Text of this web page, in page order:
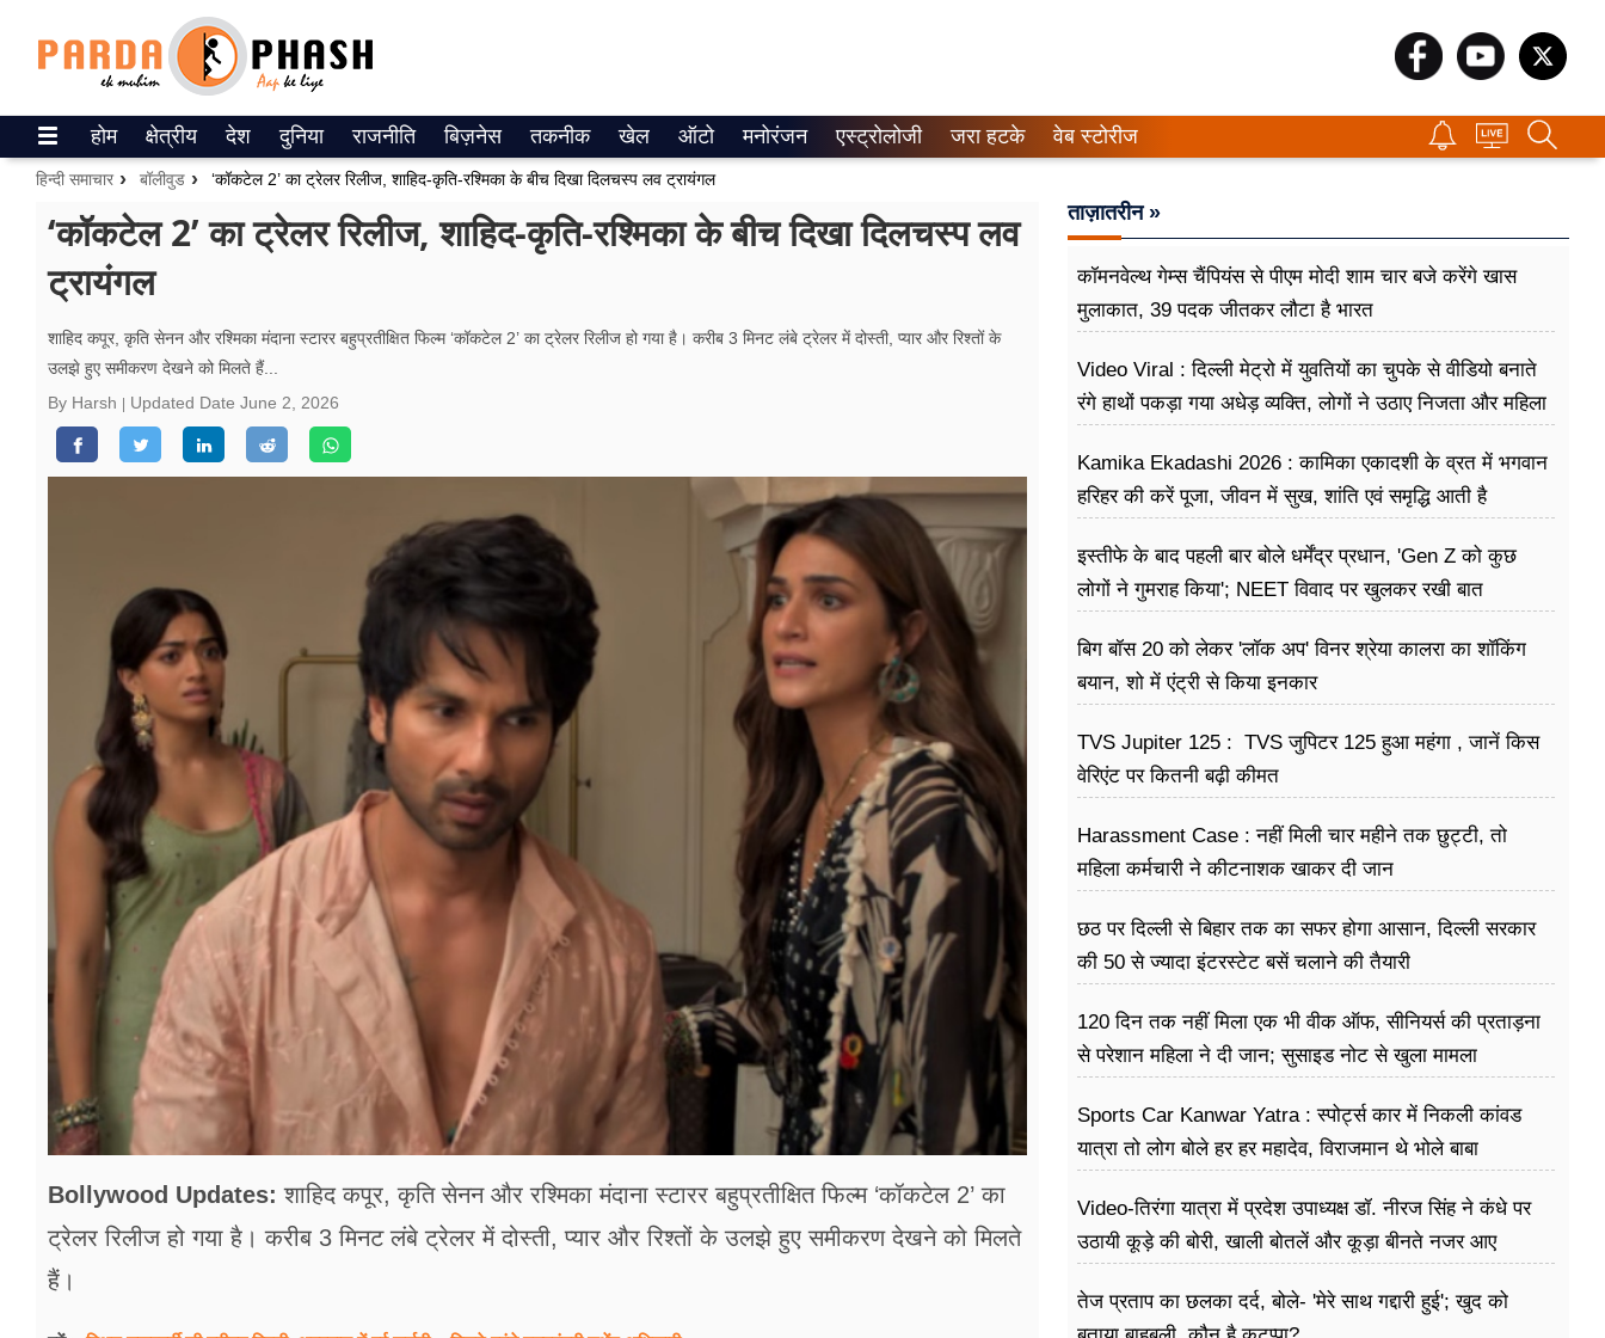
ePaper
वेब स्टोरीज
उत्तर प्रदेश
गैलरी
वीडियो
रिलेशनशिप
अन्य खबरें
होम क्षेत्रीय देश दुनिया राजनीति बिज़नेस तकनीक खेल ऑटो मनोरंजन एस्ट्रोलोजी जरा हटके वेब स्टोरीज
हिन्दी समाचार बॉलीवुड ‘कॉकटेल 2’ का ट्रेलर रिलीज, शाहिद-कृति-रश्मिका के बीच दिखा दिलचस्प लव ट्रायंगल
‘कॉकटेल 2’ का ट्रेलर रिलीज, शाहिद-कृति-रश्मिका के बीच दिखा दिलचस्प लव
ट्रायंगल
शाहिद कपूर, कृति सेनन और रश्मिका मंदाना स्टारर बहुप्रतीक्षित फिल्म ‘कॉकटेल 2’ का ट्रेलर रिलीज हो गया है। करीब 3 मिनट लंबे ट्रेलर में दोस्ती, प्यार और रिश्तों के
उलझे हुए समीकरण देखने को मिलते हैं...
By Harsh
Updated Date June 2, 2026
Bollywood Updates: शाहिद कपूर, कृति सेनन और रश्मिका मंदाना स्टारर बहुप्रतीक्षित फिल्म ‘कॉकटेल 2’ का
ट्रेलर रिलीज हो गया है। करीब 3 मिनट लंबे ट्रेलर में दोस्ती, प्यार और रिश्तों के उलझे हुए समीकरण देखने को मिलते
हैं।
ताज़ातरीन »
कॉमनवेल्थ गेम्स चैंपियंस से पीएम मोदी शाम चार बजे करेंगे खास
मुलाकात, 39 पदक जीतकर लौटा है भारत
Video Viral : दिल्ली मेट्रो में युवतियों का चुपके से वीडियो बनाते
रंगे हाथों पकड़ा गया अधेड़ व्यक्ति, लोगों ने उठाए निजता और महिला
Kamika Ekadashi 2026 : कामिका एकादशी के व्रत में भगवान
हरिहर की करें पूजा, जीवन में सुख, शांति एवं समृद्धि आती है
इस्तीफे के बाद पहली बार बोले धर्मेंद्र प्रधान, 'Gen Z को कुछ
लोगों ने गुमराह किया'; NEET विवाद पर खुलकर रखी बात
बिग बॉस 20 को लेकर 'लॉक अप' विनर श्रेया कालरा का शॉकिंग
बयान, शो में एंट्री से किया इनकार
TVS Jupiter 125 : TVS जुपिटर 125 हुआ महंगा , जानें किस
वेरिएंट पर कितनी बढ़ी कीमत
Harassment Case : नहीं मिली चार महीने तक छुट्टी, तो
महिला कर्मचारी ने कीटनाशक खाकर दी जान
छठ पर दिल्ली से बिहार तक का सफर होगा आसान, दिल्ली सरकार
की 50 से ज्यादा इंटरस्टेट बसें चलाने की तैयारी
120 दिन तक नहीं मिला एक भी वीक ऑफ, सीनियर्स की प्रताड़ना
से परेशान महिला ने दी जान; सुसाइड नोट से खुला मामला
Sports Car Kanwar Yatra : स्पोर्ट्स कार में निकली कांवड
यात्रा तो लोग बोले हर हर महादेव, विराजमान थे भोले बाबा
Video-तिरंगा यात्रा में प्रदेश उपाध्यक्ष डॉ. नीरज सिंह ने कंधे पर
उठायी कूड़े की बोरी, खाली बोतलें और कूड़ा बीनते नजर आए
तेज प्रताप का छलका दर्द, बोले- 'मेरे साथ गद्दारी हुई'; खुद को